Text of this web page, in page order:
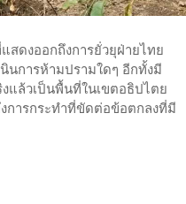
สดงออกถึงการยั่วยุฝ่ายไทย
นการห้ามปรามใดๆ อีกทั้งมี
แล้วเป็นพื้นที่ในเขตอธิปไตย
การกระทำที่ขัดต่อข้อตกลงที่มี